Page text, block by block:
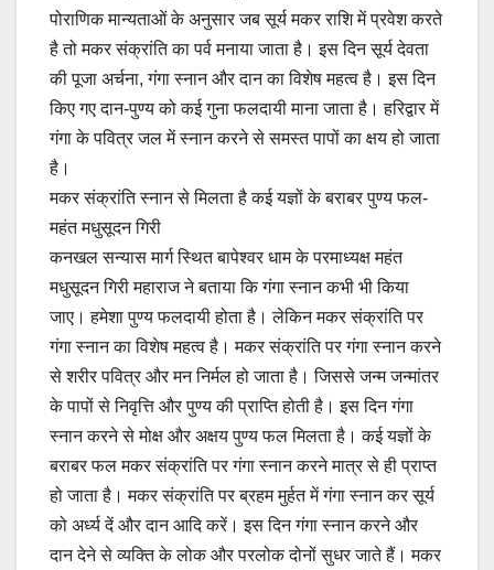
पोराणिक मान्यताओं के अनुसार जब सूर्य मकर राशि में प्रवेश करते
है तो मकर संक्रांति का पर्व मनाया जाता है। इस दिन सूर्य देवता
की पूजा अर्चना, गंगा स्नान और दान का विशेष महत्व है। इस दिन
किए गए दान-पुण्य को कई गुना फलदायी माना जाता है। हरिद्वार में
गंगा के पवित्र जल में स्नान करने से समस्त पापों का क्षय हो जाता
है।
मकर संक्रांति स्नान से मिलता है कई यज्ञों के बराबर पुण्य फल-
महंत मधुसूदन गिरी
कनखल सन्यास मार्ग स्थित बापेश्वर धाम के परमाध्यक्ष महंत
मधुसूदन गिरी महाराज ने बताया कि गंगा स्नान कभी भी किया
जाए। हमेशा पुण्य फलदायी होता है। लेकिन मकर संक्रांति पर
गंगा स्नान का विशेष महत्व है। मकर संक्रांति पर गंगा स्नान करने
से शरीर पवित्र और मन निर्मल हो जाता है। जिससे जन्म जन्मांतर
के पापों से निवृत्ति और पुण्य की प्राप्ति होती है। इस दिन गंगा
स्नान करने से मोक्ष और अक्षय पुण्य फल मिलता है। कई यज्ञों के
बराबर फल मकर संक्रांति पर गंगा स्नान करने मात्र से ही प्राप्त
हो जाता है। मकर संक्रांति पर ब्रहम मुर्हत में गंगा स्नान कर सूर्य
को अर्ध्य दें और दान आदि करें। इस दिन गंगा स्नान करने और
दान देने से व्यक्ति के लोक और परलोक दोनों सुधर जाते हैं। मकर